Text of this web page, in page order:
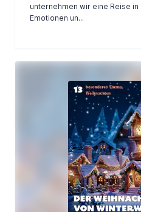
unternehmen wir eine Reise
Emotionen un...